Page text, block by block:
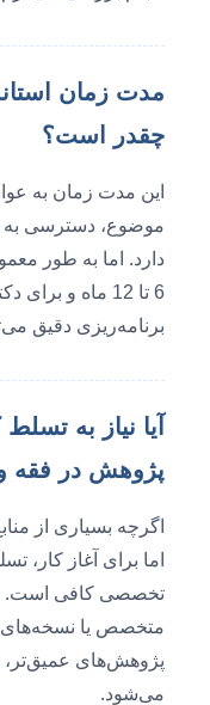
مدت زمان
چقدر است؟
این مدت زمان به
موضوع، دسترسی به
دارد. اما به طور
برنامه‌ریزی دقیق
آیا نیاز به
پژوهش در فقه و
اگرچه بسیاری از
اما برای آغاز کار،
تخصصی کافی است.
متخصص یا نسخه‌های
پژوهش‌های عمیق‌تر،
می‌شود.